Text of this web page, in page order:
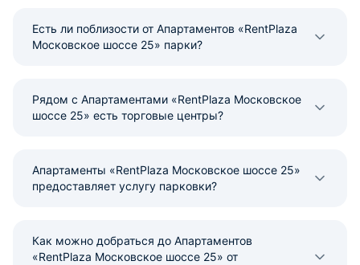
Есть ли поблизости от Апартаментов «RentPlaza
Московское шоссе 25» парки?
Рядом с Апартаментами «RentPlaza Московское
шоссе 25» есть торговые центры?
Апартаменты «RentPlaza Московское шоссе 25»
предоставляет услугу парковки?
Как можно добраться до Апартаментов
«RentPlaza Московское шоссе 25» от